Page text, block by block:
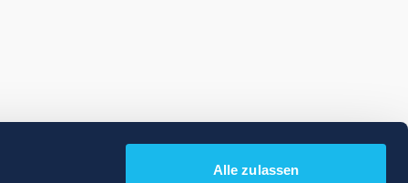
Alle zulassen